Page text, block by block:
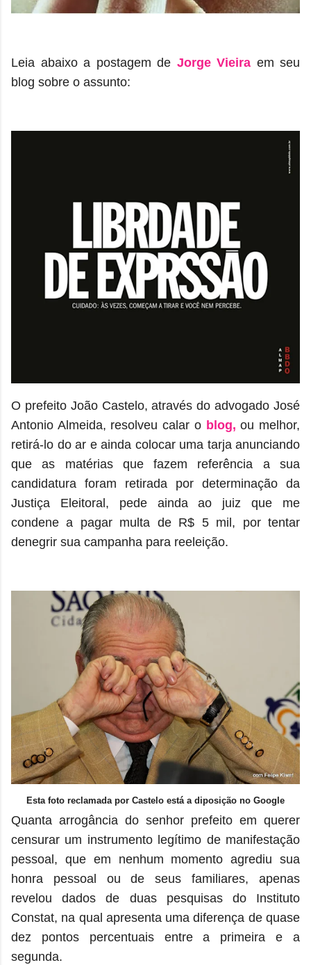
Leia abaixo a postagem de Jorge Vieira em seu
blog sobre o assunto:
O prefeito João Castelo, através do advogado José
Antonio Almeida, resolveu calar o blog, ou melhor,
retirá-lo do ar e ainda colocar uma tarja anunciando
que as matérias que fazem referência a sua
candidatura foram retirada por determinação da
Justiça Eleitoral, pede ainda ao juiz que me
condene a pagar multa de R$ 5 mil, por tentar
denegrir sua campanha para reeleição.
Esta foto reclamada por Castelo está a diposição no Google
Quanta arrogância do senhor prefeito em querer
censurar um instrumento legítimo de manifestação
pessoal, que em nenhum momento agrediu sua
honra pessoal ou de seus familiares, apenas
revelou dados de duas pesquisas do Instituto
Constat, na qual apresenta uma diferença de quase
dez pontos percentuais entre a primeira e a
segunda.